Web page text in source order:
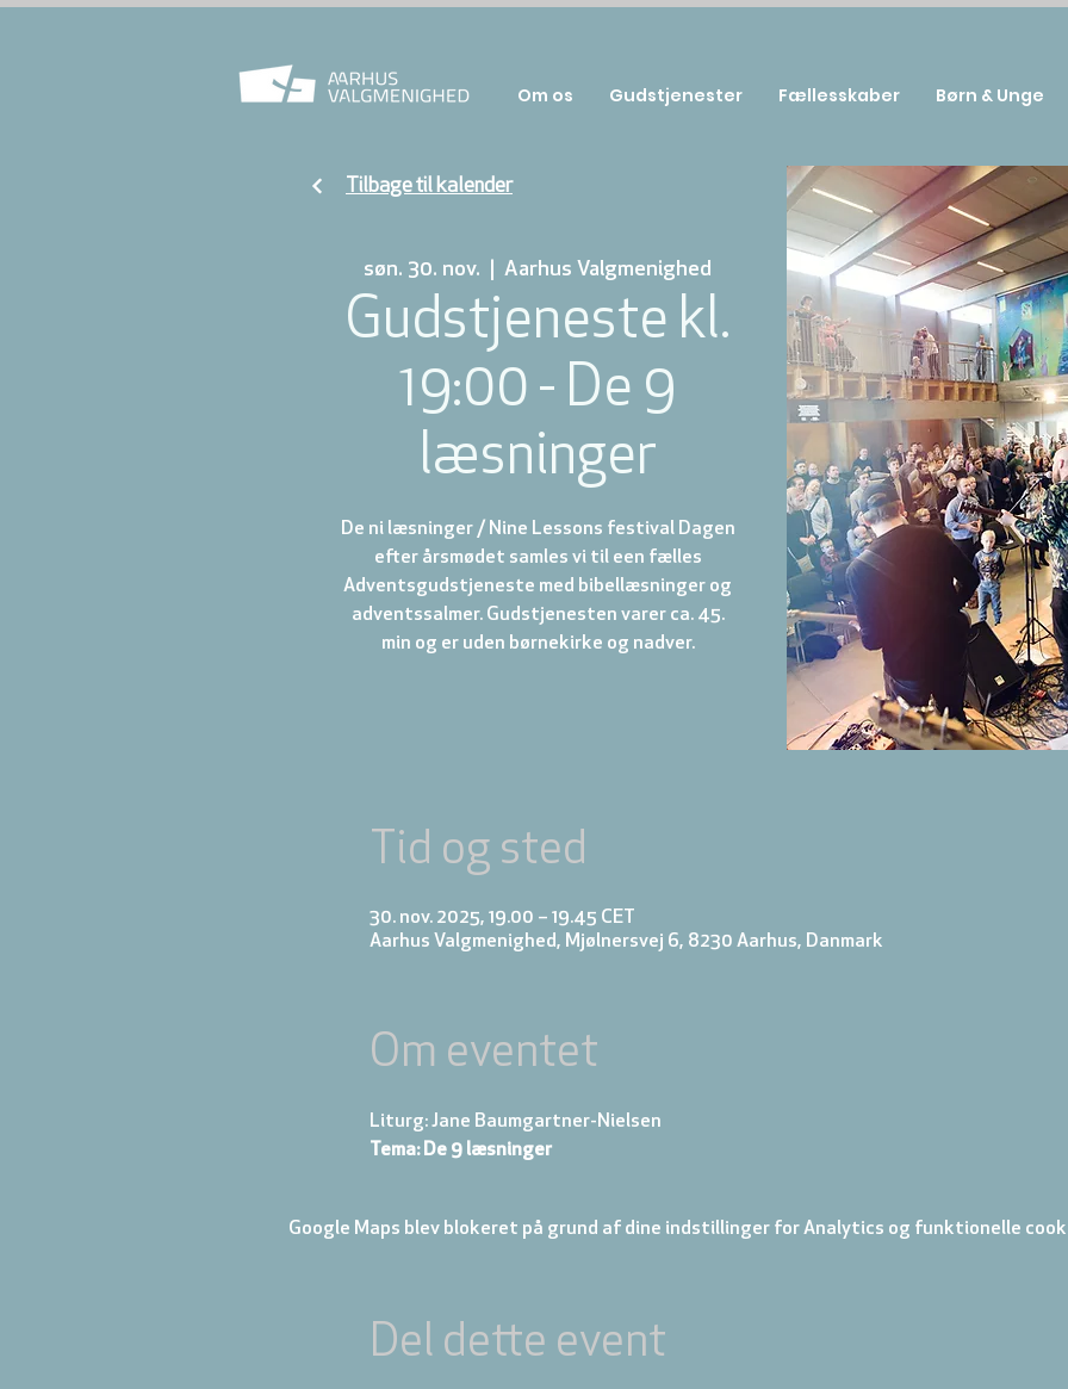
søn. 30. nov.
  |
Aarhus Valgmenighed
Gudstjeneste kl.
19:00 - De 9
læsninger
De ni læsninger / Nine Lessons festival Dagen
efter årsmødet samles vi til een fælles
Adventsgudstjeneste med bibellæsninger og
adventssalmer. Gudstjenesten varer ca. 45.
min og er uden børnekirke og nadver.
Tid og sted
30. nov. 2025, 19.00 – 19.45 CET
Aarhus Valgmenighed, Mjølnersvej 6, 8230 Aarhus, Danmark
Om eventet
Liturg: Jane Baumgartner-Nielsen
Tema: De 9 læsninger
Google Maps blev blokeret på grund af dine indstillinger for Analytics og funktionelle
Del dette event
Tilbage til kalender
Om os Gudstjenester Fællesskaber Børn & Unge